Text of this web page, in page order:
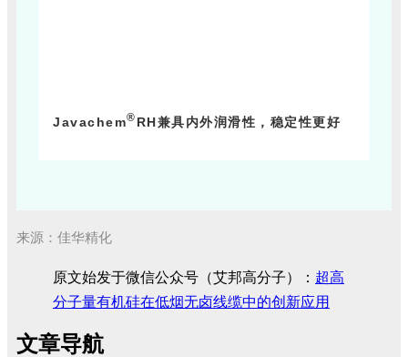
Javachem® RH兼具内外润滑性，稳定性更好
来源：佳华精化
原文始发于微信公众号（艾邦高分子）： 超高
分子量有机硅在低烟无卤线缆中的创新应用
文章导航